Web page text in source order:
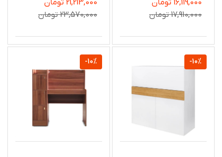
16,119,000 تومان
17,910,000 تومان
21,213,000 تومان
23,570,000 تومان
-10%
-10%